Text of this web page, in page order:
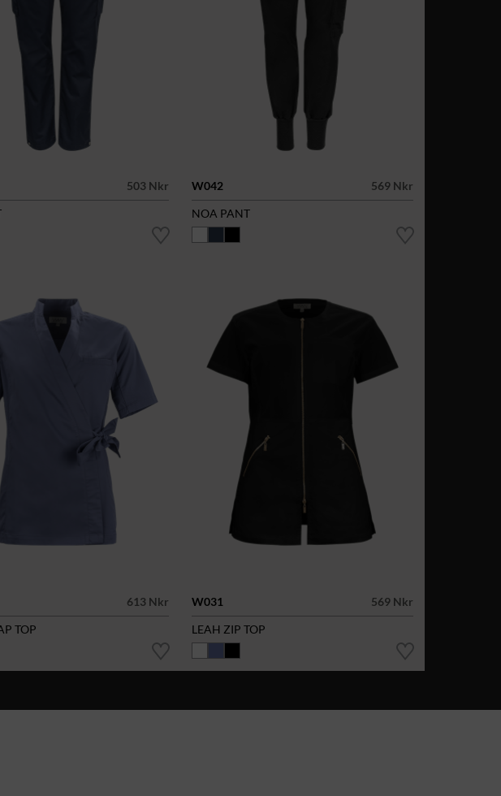
503 Nkr
W042
569 Nkr
NOA PANT
613 Nkr
TOP
W031
569 Nkr
LEAH ZIP TOP